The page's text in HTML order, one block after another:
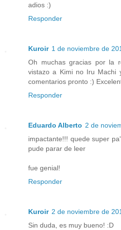
adios :)
Responder
Kuroir 1 de noviembre de
Oh muchas gracias por la
vistazo a Kimi no Iru Machi
comentarios pronto :)
Responder
Eduardo Alberto 2 de
impactante!!! quede super
pude parar de leer
fue genial!
Responder
Kuroir 2 de noviembre de
Sin duda, es muy bueno! :D